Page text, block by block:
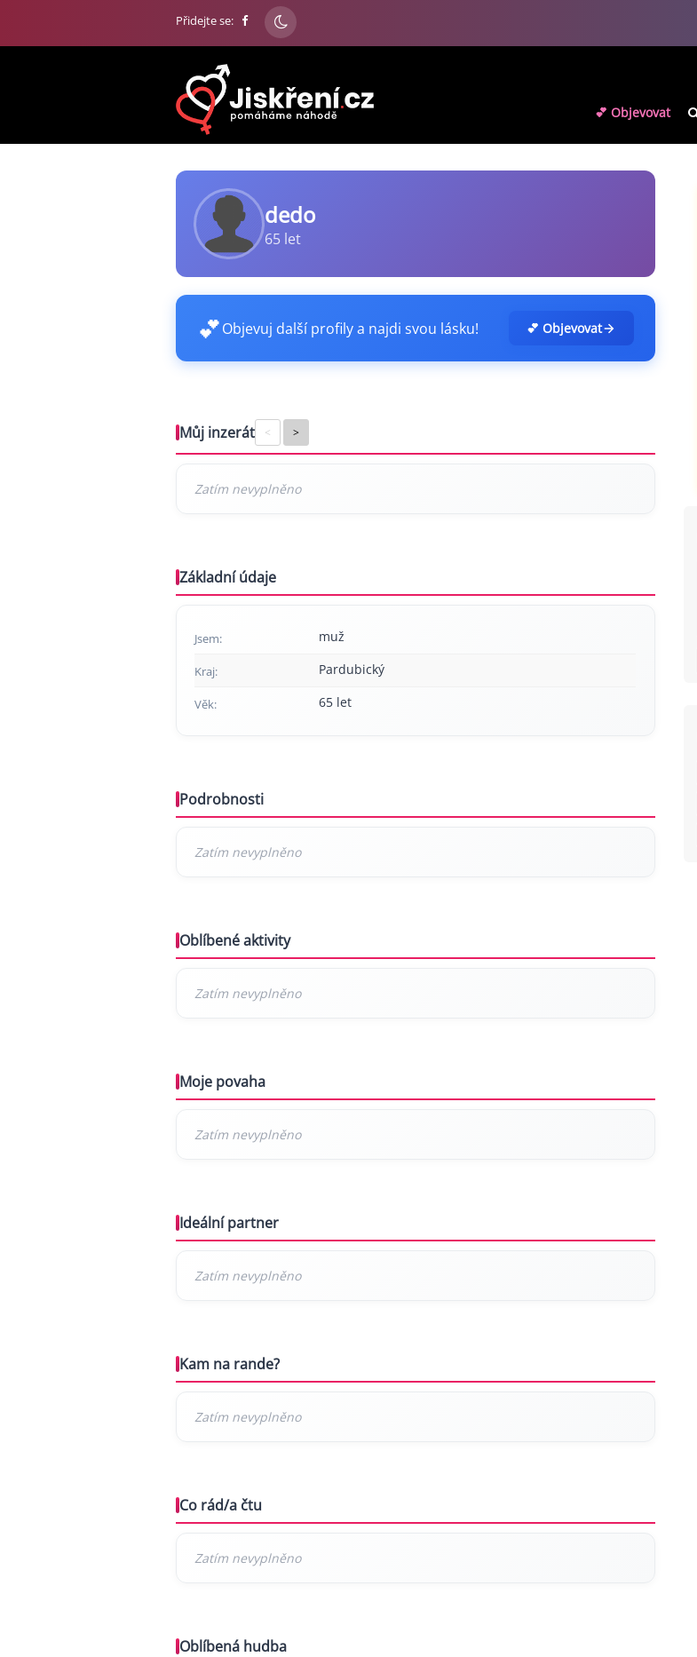
Přidejte se:
💕 Objevovat
dedo
65 let
💕Objevuj další profily a najdi svou lásku! 💕 Objevovat
Můj inzerát < >
Základní údaje
Jsem: muž
Kraj: Pardubický
Věk: 65 let
Podrobnosti
Oblíbené aktivity
Moje povaha
Ideální partner
Kam na rande?
Co rád/a čtu
Oblíbená hudba